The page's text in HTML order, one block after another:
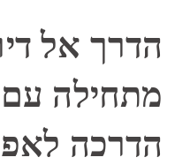
הדרך אל
מתחילה עם
הדרכה